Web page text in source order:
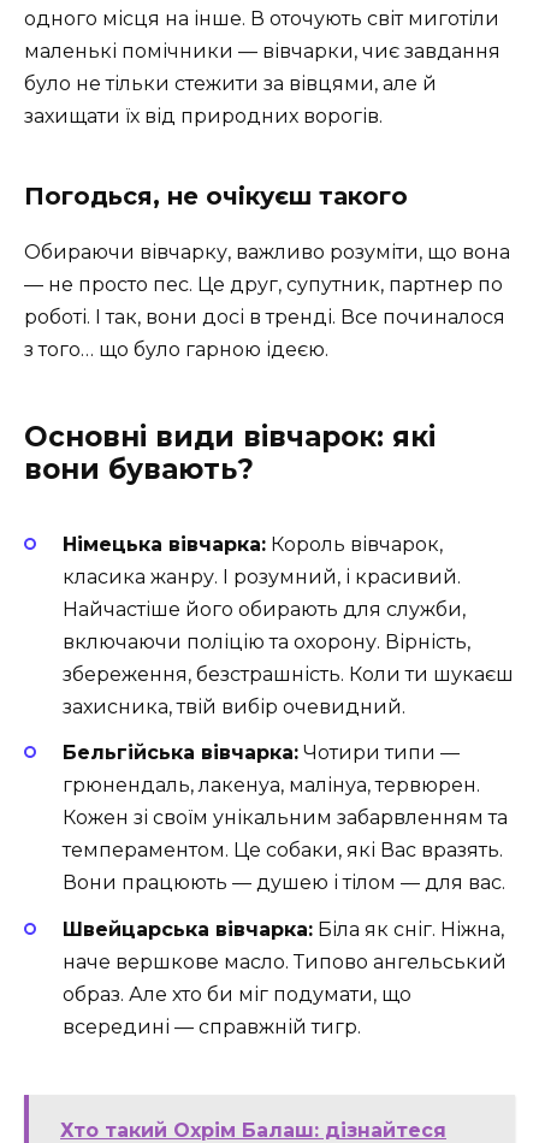
одного місця на інше. В оточують світ миготіли
маленькі помічники — вівчарки, чиє завдання
було не тільки стежити за вівцями, але й
захищати їх від природних ворогів.
Погодься, не очікуєш такого
Обираючи вівчарку, важливо розуміти, що вона
— не просто пес. Це друг, супутник, партнер по
роботі. І так, вони досі в тренді. Все починалося
з того… що було гарною ідеєю.
Основні види вівчарок: які
вони бувають?
Німецька вівчарка: Король вівчарок,
класика жанру. І розумний, і красивий.
Найчастіше його обирають для служби,
включаючи поліцію та охорону. Вірність,
збереження, безстрашність. Коли ти шукаєш
захисника, твій вибір очевидний.
Бельгійська вівчарка: Чотири типи —
грюнендаль, лакенуа, малінуа, тервюрен.
Кожен зі своїм унікальним забарвленням та
темпераментом. Це собаки, які Вас вразять.
Вони працюють — душею і тілом — для вас.
Швейцарська вівчарка: Біла як сніг. Ніжна,
наче вершкове масло. Типово ангельський
образ. Але хто би міг подумати, що
всередині — справжній тигр.
Хто такий Охрім Балаш: дізнайтеся